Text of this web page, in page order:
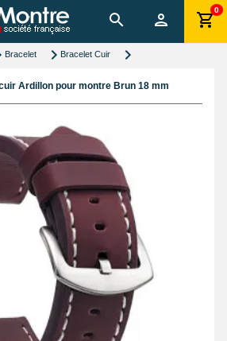
0
Bracelet Bracelet Cuir
Ardillon pour montre Brun 18 mm